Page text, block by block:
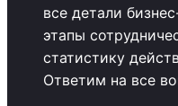
все детали
этапы
статистику
Ответим на все